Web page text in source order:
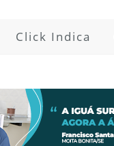
Click Indica